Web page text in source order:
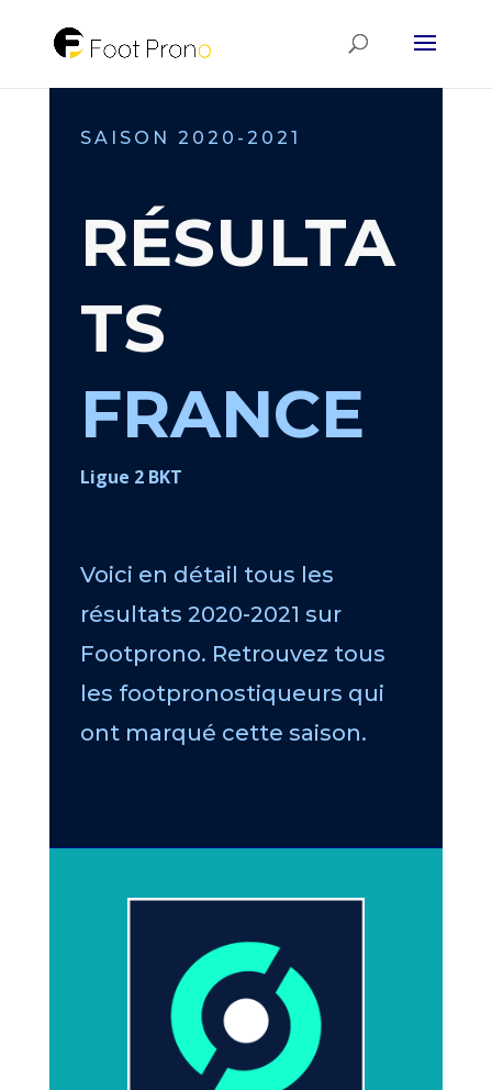
SAISON 2020-2021
RÉSULTA
TS
FRANCE
Ligue 2 BKT
Voici en détail tous les
résultats 2020-2021 sur
Footprono. Retrouvez tous
les footpronostiqueurs qui
ont marqué cette saison.